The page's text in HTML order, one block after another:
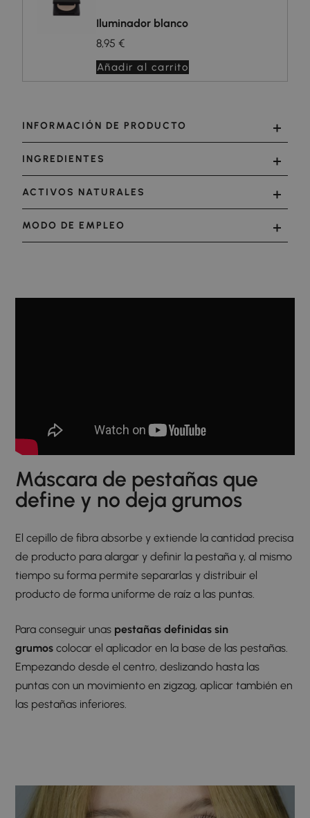
Iluminador blanco
8,95 €
Añadir al carrito
INFORMACIÓN DE PRODUCTO
INGREDIENTES
ACTIVOS NATURALES
MODO DE EMPLEO
Máscara de pestañas que
define y no deja grumos
El cepillo de fibra absorbe y extiende la cantidad precisa
de producto para alargar y definir la pestaña y, al mismo
tiempo su forma permite separarlas y distribuir el
producto de forma uniforme de raíz a las puntas.
Para conseguir unas pestañas definidas sin
grumos colocar el aplicador en la base de las pestañas.
Empezando desde el centro, deslizando hasta las
puntas con un movimiento en zigzag, aplicar también en
las pestañas inferiores.